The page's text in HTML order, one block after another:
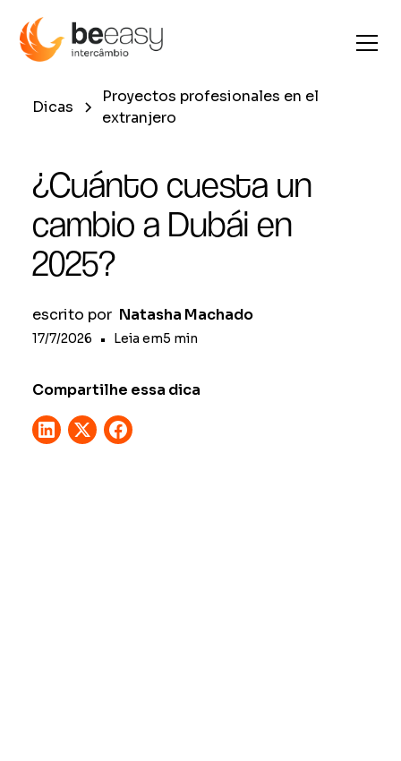
Dicas
Proyectos profesionales en el
extranjero
¿Cuánto cuesta un
cambio a Dubái en
2025?
escrito por Natasha Machado
17/7/2026 • Leia em5 min
Compartilhe essa dica